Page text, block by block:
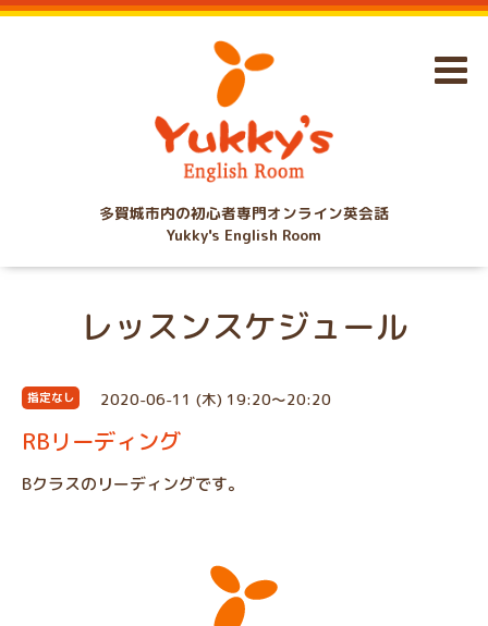
多賀城市内の初心者専門オンライン英会話
Yukky's English Room
レッスンスケジュール
指定なし 2020-06-11 (木) 19:20～20:20
RBリーディング
Bクラスのリーディングです。